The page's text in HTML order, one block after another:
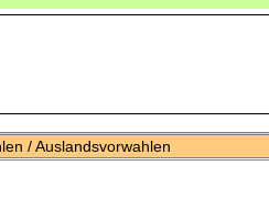
/ Auslandsvorwahlen